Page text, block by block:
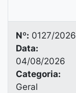
Nº: 0127/2026
Data:
04/08/2026
Categoria:
Geral